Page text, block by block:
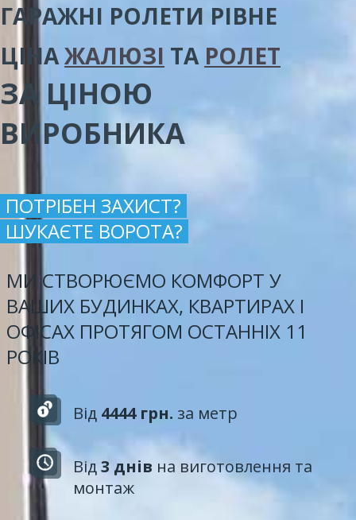
ГАРАЖНІ РОЛЕТИ РІВНЕ
ЦІНАЖАЛЮЗІ ТА РОЛЕТ
ЗА ЦІНОЮ
ВИРОБНИКА
ПОТРІБЕН ЗАХИСТ?
ШУКАЄТЕ ВОРОТА?
МИ СТВОРЮЄМО КОМФОРТ У
ВАШИХ БУДИНКАХ, КВАРТИРАХ І
ОФІСАХ ПРОТЯГОМ ОСТАННІХ 11
РОКІВ
Від 4444 грн. за метр
Від3 днів на виготовлення та
монтаж